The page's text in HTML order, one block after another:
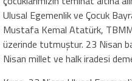
Ulusal Egemenlik ve Çocuk
Mustafa Kemal Atatürk,
üzerinde tutmuştur. 23 Nisan
Nisan millet ve halk iradesi